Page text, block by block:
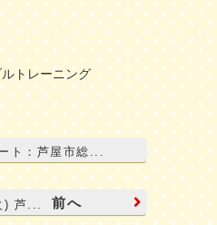
トレーニング
ト：芦屋市総...
芦... 前へ